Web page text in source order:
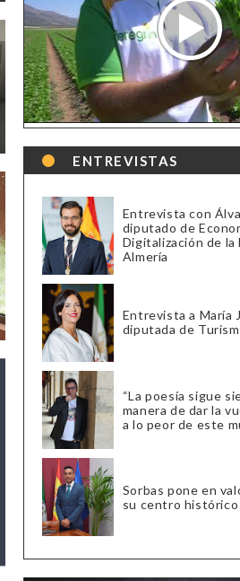
ENTREVISTAS
Entrevista con
diputado de
Digitalización de
Almería
Entrevista a María
diputada de
“La poesía sigue
manera de dar la
a lo peor de este
Sorbas pone en
su centro histórico